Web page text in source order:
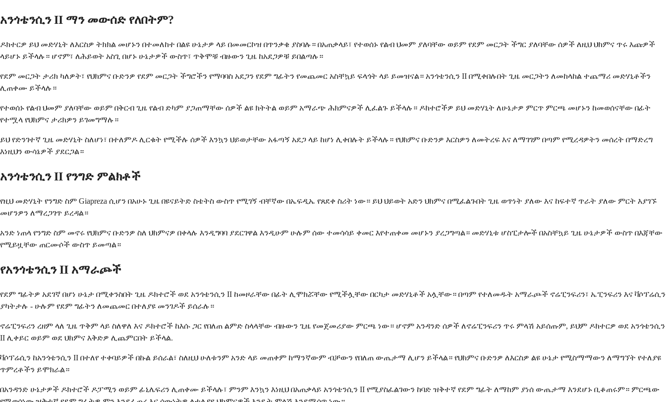
አንጎቴንሲን II ማን መውሰድ የለበትም?
ዶክተርዎ ይህ መድሃኒት ለእርስዎ ትክክል መሆኑን በተመለከተ በልዩ ሁኔታዎ ላይ በመመርኮዝ በጥንቃቄ ያስባሉ። በአጠቃላይ፣ የተወሰኑ የልብ ህመም ያለባቸው ወይም የደም መርጋት ችግር ያለባቸው ሰዎች ለዚህ ህክምና ጥሩ እጩዎች
ላይሆኑ ይችላሉ። ሆኖም፣ ለሕይወት አስጊ በሆኑ ሁኔታዎች ውስጥ፣ ጥቅሞቹ ብዙውን ጊዜ ከአደጋዎቹ ይበልጣሉ።
የደም መርጋት ታሪክ ካለዎት፣ የህክምና ቡድንዎ የደም መርጋት ችግሮችን የማባባስ አደጋን የደም ግፊትን የመጨመር አስቸኳይ ፍላጎት ላይ ይመዝናል። አንጎቴንሲን II በሚቀበሉበት ጊዜ መርጋትን ለመከላከል ተጨማሪ መድሃኒቶችን
ሊጠቀሙ ይችላሉ።
የተወሰኑ የልብ ህመም ያለባቸው ወይም በቅርብ ጊዜ የልብ ድካም ያጋጠማቸው ሰዎች ልዩ ክትትል ወይም አማራጭ ሕክምናዎች ሊፈልጉ ይችላሉ። ዶክተሮችዎ ይህ መድሃኒት ለሁኔታዎ ምርጥ ምርጫ መሆኑን ከመወሰናቸው በፊት
የተሟላ የህክምና ታሪክዎን ይገመግማሉ።
ይህ የድንገተኛ ጊዜ መድሃኒት ስለሆነ፣ በተለምዶ ሊርቁት የሚችሉ ሰዎች እንኳን ህይወታቸው አፋጣኝ አደጋ ላይ ከሆነ ሊቀበሉት ይችላሉ። የህክምና ቡድንዎ እርስዎን ለመትረፍ እና ለማገገም በጣም የሚረዳዎትን መሰረት በማድረግ
እነዚህን ውሳኔዎች ያደርጋል።
አንጎቴንሲን II የንግድ ምልክቶች
የዚህ መድሃኒት የንግድ ስም Giapreza ሲሆን በአሁኑ ጊዜ በዩናይትድ ስቴትስ ውስጥ የሚገኝ ብቸኛው በኤፍዲኤ የጸደቀ ስሪት ነው። ይህ ህይወት አድን ህክምና በሚፈልጉበት ጊዜ ወጥነት ያለው እና ከፍተኛ ጥራት ያለው ምርት እያገኙ
መሆንዎን ለማረጋገጥ ይረዳል።
አንድ ነጠላ የንግድ ስም መኖሩ የህክምና ቡድንዎ ስለ ህክምናዎ በቀላሉ እንዲግባባ ያደርገዋል እንዲሁም ሁሉም ሰው ተመሳሳይ ቀመር እየተጠቀመ መሆኑን ያረጋግጣል። መድሃኒቱ ሆስፒታሎች በአስቸኳይ ጊዜ ሁኔታዎች ውስጥ በእጃቸው
የሚይዟቸው ጠርሙሶች ውስጥ ይመጣል።
የአንጎቴንሲን II አማራጮች
የደም ግፊትዎ አደገኛ በሆነ ሁኔታ በሚቀንስበት ጊዜ ዶክተሮች ወደ አንጎቴንሲን II ከመዞራቸው በፊት ሊሞክሯቸው የሚችሏቸው በርካታ መድሃኒቶች አሏቸው። በጣም የተለመዱት አማራጮች ኖሬፒንፍሪን፣ ኤፒንፍሪን እና ቫሶፕሬሲን
ያካትታሉ - ሁሉም የደም ግፊትን ለመጨመር በተለያዩ መንገዶች ይሰራሉ።
ኖሬፒንፍሪን ረዘም ላለ ጊዜ ጥቅም ላይ ስለዋለ እና ዶክተሮች ከእሱ ጋር የበለጠ ልምድ ስላላቸው ብዙውን ጊዜ የመጀመሪያው ምርጫ ነው። ሆኖም አንዳንድ ሰዎች ለኖሬፒንፍሪን ጥሩ ምላሽ አይሰጡም, ይህም ዶክተርዎ ወደ አንጎቴንሲን
II ሊቀይር ወይም ወደ ህክምና እቅድዎ ሊጨምርበት ይችላል.
ቫሶፕሬሲን ከአንጎቴንሲን II በተለየ ተቀባይዎች በኩል ይሰራል፣ ስለዚህ ሁለቱንም አንድ ላይ መጠቀም ከማንኛውም ብቻውን የበለጠ ውጤታማ ሊሆን ይችላል። የህክምና ቡድንዎ ለእርስዎ ልዩ ሁኔታ የሚስማማውን ለማግኘት የተለያዩ
ጥምረቶችን ይሞክራል።
በአንዳንድ ሁኔታዎች ዶክተሮች ዶፓሚን ወይም ፊኒሌፍሪን ሊጠቀሙ ይችላሉ፣ ምንም እንኳን እነዚህ በአጠቃላይ አንጎቴንሲን II የሚያስፈልገውን ከባድ ዝቅተኛ የደም ግፊት ለማከም ያነሰ ውጤታማ እንደሆኑ ቢቆጠሩም። ምርጫው